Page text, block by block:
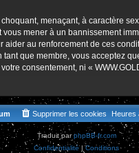
menaçant, à caractère
mener à un bannissement
au renforcement de ces
que membre, vous acceptez
consentement, ni «
Heures
Supprimer les cookies
Traduit parphpBB-fr.com
Confidentialité|Conditions